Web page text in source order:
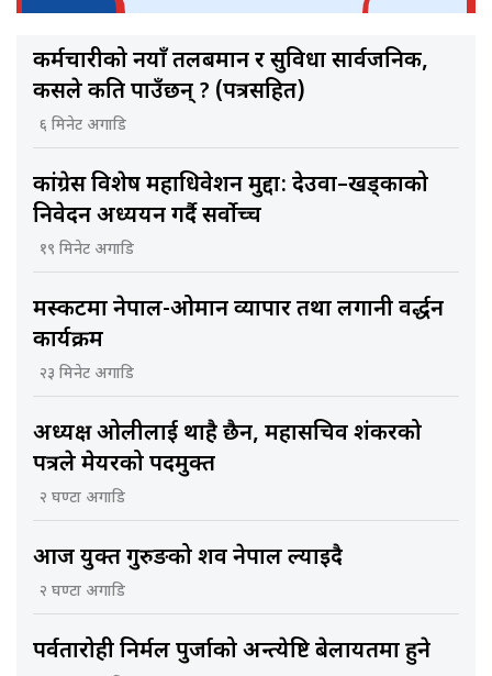
कर्मचारीको नयाँ तलबमान र सुविधा सार्वजनिक,
कसले कति पाउँछन् ? (पत्रसहित)
६ मिनेट अगाडि
कांग्रेस विशेष महाधिवेशन मुद्दा: देउवा–खड्काको
निवेदन अध्ययन गर्दै सर्वोच्च
१९ मिनेट अगाडि
मस्कटमा नेपाल-ओमान व्यापार तथा लगानी प्रवर्द्धन
कार्यक्रम
२३ मिनेट अगाडि
अध्यक्ष ओलीलाई थाहै छैन, महासचिव शंकरको
पत्रले मेयरको पदमुक्त
२ घण्टा अगाडि
आज युक्त गुरुङको शव नेपाल ल्याइदै
२ घण्टा अगाडि
पर्वतारोही निर्मल पुर्जाको अन्त्येष्टि बेलायतमा हुने